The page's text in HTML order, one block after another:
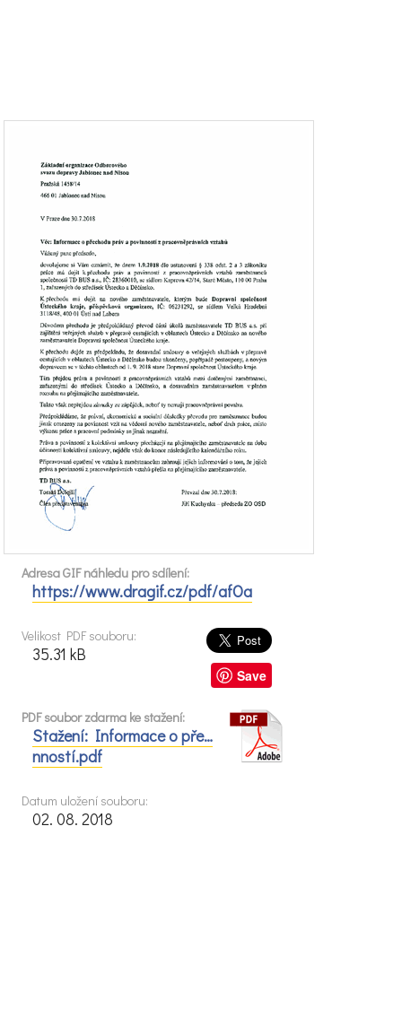
Adresa GIF náhledu pro sdílení:
https://www.dragif.cz/pdf/afOa
Save
Velikost PDF souboru:
35.31 kB
PDF soubor zdarma ke stažení:
Stažení: Informace o pře…
nností.pdf
Datum uložení souboru:
02. 08. 2018